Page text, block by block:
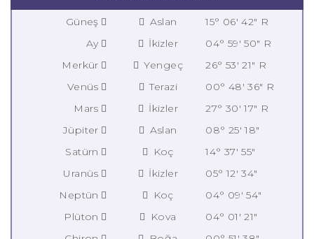
Güneş Aslan
15° 06' 42" R
Ay
İkizler
04° 59' 50" R
Merkür
Yengeç
26° 53' 21" R
Venüs
Terazi
00° 48' 36" R
Mars
İkizler
27° 30' 17" R
Jüpiter
Aslan
08° 25' 18"
Satürn
Koç
14° 37' 55"
Uranüs
İkizler
05° 12' 34"
Neptün
Koç
04° 09' 54"
Plüton
Kova
04° 01' 21"